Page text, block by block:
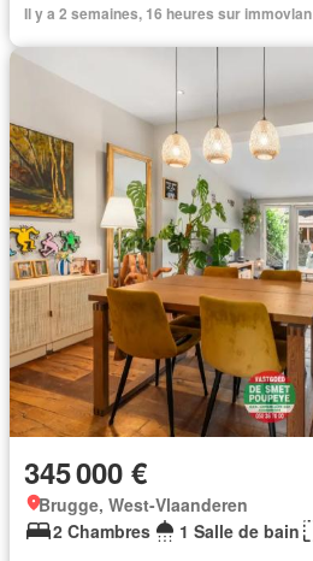
Il y a 2 semaines, 16 heures sur immovlan
345 000 €
Brugge, West-Vlaanderen
2 Chambres
1 Salle de bain